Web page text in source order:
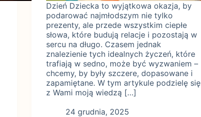
Dzień Dziecka to wyjątkowa okazja, by
podarować najmłodszym nie tylko
prezenty, ale przede wszystkim ciepłe
słowa, które budują relacje i pozostają w
sercu na długo. Czasem jednak
znalezienie tych idealnych życzeń, które
trafiają w sedno, może być wyzwaniem –
chcemy, by były szczere, dopasowane i
zapamiętane. W tym artykule podzielę się
z Wami moją wiedzą […]
24 grudnia, 2025